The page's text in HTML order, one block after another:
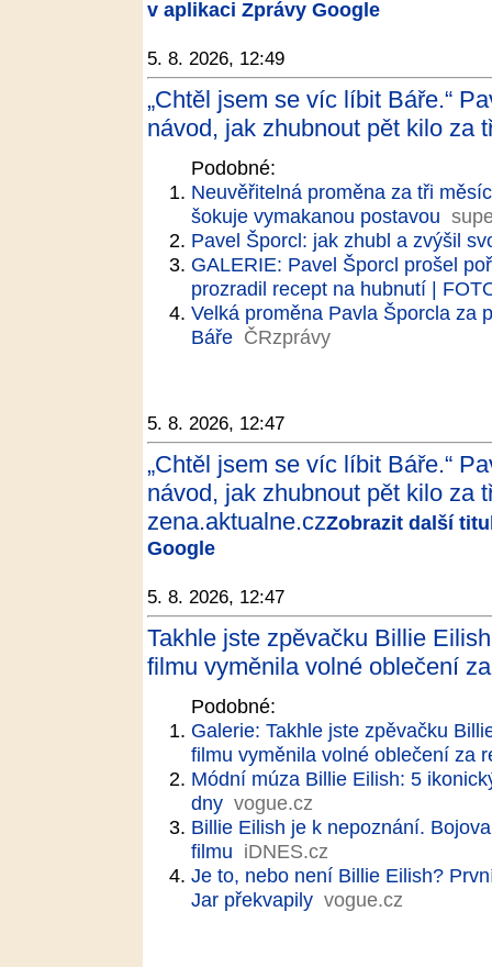
v aplikaci Zprávy Google
5. 8. 2026, 12:49
„Chtěl jsem se víc líbit Báře.“
návod, jak zhubnout pět kilo za
Podobné:
Neuvěřitelná proměna za tři
šokuje vymakanou postavou
Pavel Šporcl: jak zhubl a zvýšil
GALERIE: Pavel Šporcl prošel
prozradil recept na hubnutí |
Velká proměna Pavla Šporcla za
Báře ČRzprávy
5. 8. 2026, 12:47
„Chtěl jsem se víc líbit Báře.“
návod, jak zhubnout pět kilo za
zena.aktualne.czZobrazit další
Google
5. 8. 2026, 12:47
Takhle jste zpěvačku Billie
filmu vyměnila volné oblečení
Podobné:
Galerie: Takhle jste zpěvačku
filmu vyměnila volné oblečení za
Módní múza Billie Eilish: 5
dny vogue.cz
Billie Eilish je k nepoznání.
filmu iDNES.cz
Je to, nebo není Billie Eilish?
Jar překvapily vogue.cz